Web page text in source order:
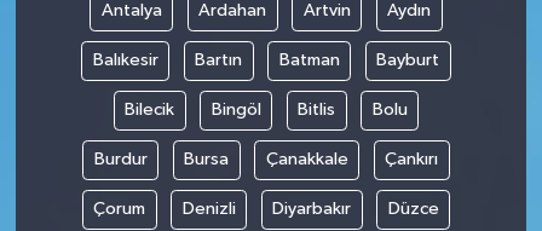
Antalya Ardahan Artvin Aydın
Balıkesir Bartın Batman Bayburt
Bilecik Bingöl Bitlis Bolu
Burdur Bursa Çanakkale Çankırı
Çorum Denizli Diyarbakır Düzce